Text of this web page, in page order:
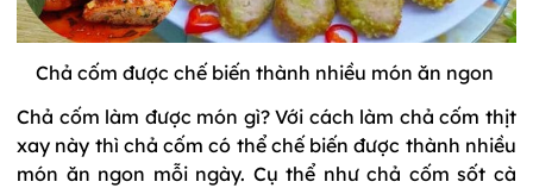
Chả cốm được chế biến thành nhiều món ăn ngon
Chả cốm làm được món gì? Với cách làm chả cốm thịt
xay này thì chả cốm có thể chế biến được thành nhiều
món ăn ngon mỗi ngày. Cụ thể như chả cốm sốt cà